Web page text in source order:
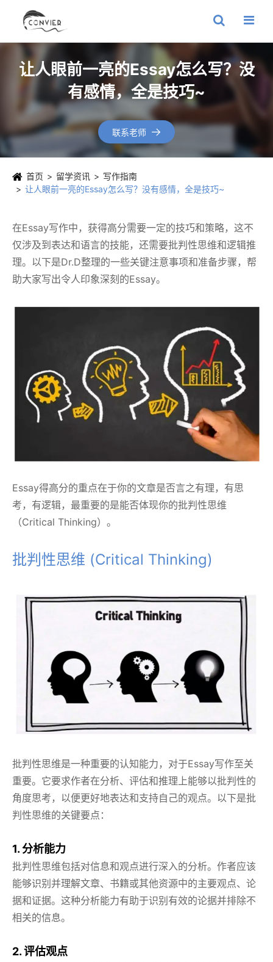
让人眼前一亮的Essay怎么写？没
有感情，全是技巧~
联系老师 
首页 留学资讯
写作指南
让人眼前一亮的Essay怎么写？没有感情，全是技巧~
在Essay写作中，获得高分需要一定的技巧和策略，这不
仅涉及到表达和语言的技能，还需要批判性思维和逻辑推
理。以下是Dr.D整理的一些关键注意事项和准备步骤，帮
助大家写出令人印象深刻的Essay。
Essay得高分的重点在于你的文章是否言之有理，有思
考，有逻辑，最重要的是能否体现你的批判性思维
（Critical Thinking）。
批判性思维 (Critical Thinking)
批判性思维是一种重要的认知能力，对于Essay写作至关
重要。它要求作者在分析、评估和推理上能够以批判性的
角度思考，以便更好地表达和支持自己的观点。以下是批
判性思维的关键要点：
1. 分析能力
批判性思维包括对信息和观点进行深入的分析。作者应该
能够识别并理解文章、书籍或其他资源中的主要观点、论
据和证据。这种分析能力有助于识别有效的论据并排除不
相关的信息。
2. 评估观点